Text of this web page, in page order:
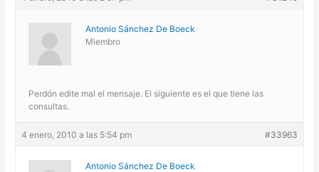
Antonio Sánchez De Boeck
Miembro
Perdón edite mal el mensaje. El siguiente es el que tiene las
consultas.
4 enero, 2010 a las 5:54 pm #33963
Antonio Sánchez De Boeck